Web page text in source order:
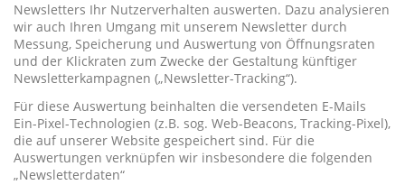
Newsletters Ihr Nutzerverhalten auswerten. Dazu analysieren
wir auch Ihren Umgang mit unserem Newsletter durch
Messung, Speicherung und Auswertung von Öffnungsraten
und der Klickraten zum Zwecke der Gestaltung künftiger
Newsletterkampagnen („Newsletter-Tracking“).
Für diese Auswertung beinhalten die versendeten E-Mails
Ein-Pixel-Technologien (z.B. sog. Web-Beacons, Tracking-Pixel),
die auf unserer Website gespeichert sind. Für die
Auswertungen verknüpfen wir insbesondere die folgenden
„Newsletterdaten“